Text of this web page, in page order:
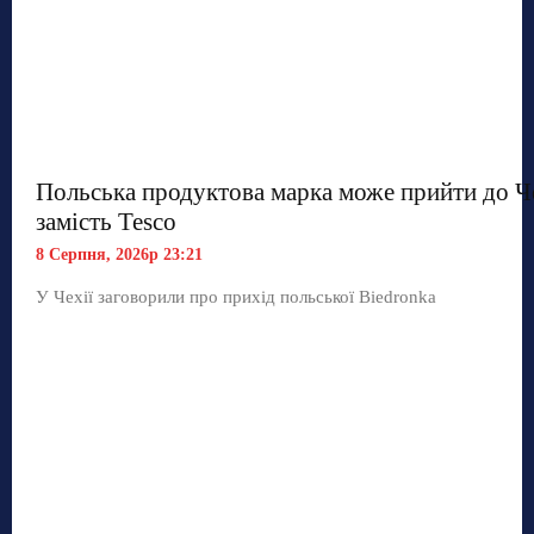
Польська продуктова марка може прийти до
замість Tesco
8 Серпня, 2026р 23:21
У Чехії заговорили про прихід польської Biedronka